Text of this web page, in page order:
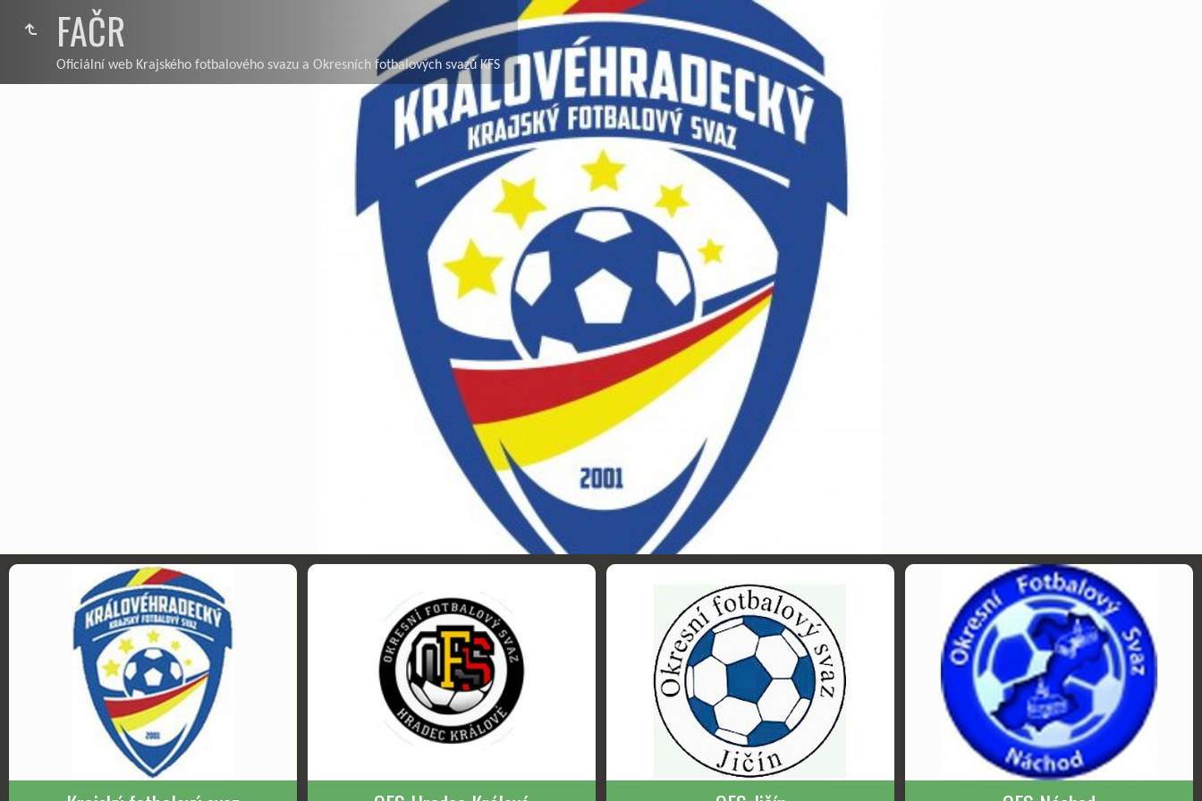
FAČR
Oficiální web Krajského fotbalového svazu a Okresních fotbalových svazů KFS